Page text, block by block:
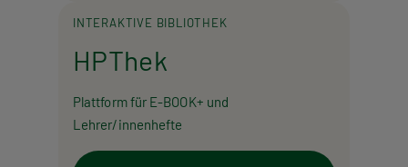
INTERAKTIVE BIBLIOTHEK
HPThek
Plattform für E-BOOK+ und
Lehrer/innenhefte